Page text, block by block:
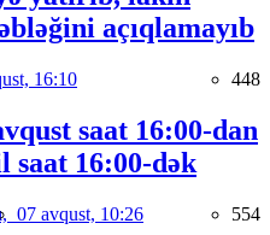
açıqlamayıb
16:10 448
saat 16:00-dan
saat 16:00-dək
07 avqust, 10:26 554